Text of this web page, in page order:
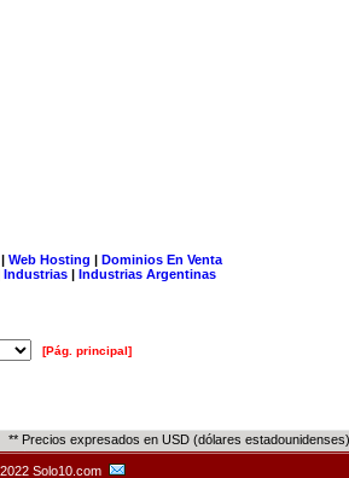
Web Hosting | Dominios En Venta
Industrias | Industrias Argentinas
[Pág. principal]
** Precios expresados en USD (dólares estadounidenses)
Solo10.com